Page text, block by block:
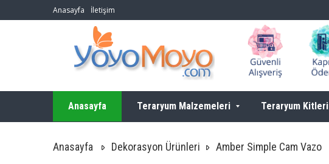
Anasayfa İletişim
Anasayfa Teraryum Malzemeleri Teraryum Kitleri
Anasayfa Dekorasyon Ürünleri Amber Simple Cam Vazo